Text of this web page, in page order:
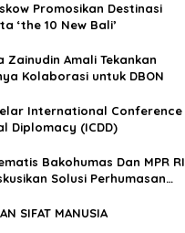
Promosikan Destinasi
‘the 10 New Bali’
Zainudin Amali Tekankan
Kolaborasi untuk DBON
International Conference
Diplomacy (ICDD)
Bakohumas Dan MPR RI
Solusi Perhumasan
SIFAT MANUSIA